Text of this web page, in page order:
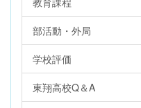
部活動・外局
学校評価
東翔高校Q＆A